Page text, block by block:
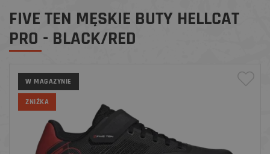
FIVE TEN MĘSKIE BUTY HELLCAT
PRO - BLACK/RED
W MAGAZYNIE
ZNIŻKA